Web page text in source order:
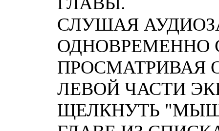
СЛУШАЯ
ОДНОВРЕМЕННО
ПРОСМАТРИВАЯ
ЛЕВОЙ ЧАСТИ
ЩЕЛКНУТЬ